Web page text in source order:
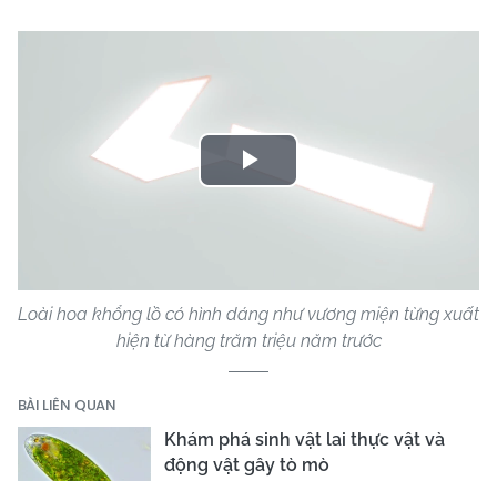
Play
Loài hoa khổng lồ có hình dáng như vương miện từng xuất
hiện từ hàng trăm triệu năm trước
BÀI LIÊN QUAN
Khám phá sinh vật lai thực vật và
động vật gây tò mò